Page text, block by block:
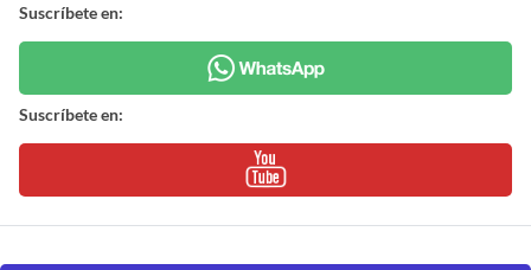
Suscríbete en:
Suscríbete en: